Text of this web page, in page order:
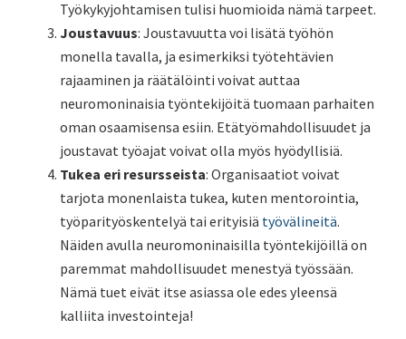
Työkykyjohtamisen tulisi huomioida nämä tarpeet.
Joustavuus: Joustavuutta voi lisätä työhön
monella tavalla, ja esimerkiksi työtehtävien
rajaaminen ja räätälöinti voivat auttaa
neuromoninaisia työntekijöitä tuomaan parhaiten
oman osaamisensa esiin. Etätyömahdollisuudet ja
joustavat työajat voivat olla myös hyödyllisiä.
Tukea eri resursseista: Organisaatiot voivat
tarjota monenlaista tukea, kuten mentorointia,
työparityöskentelyä tai erityisiä työvälineitä.
Näiden avulla neuromoninaisilla työntekijöillä on
paremmat mahdollisuudet menestyä työssään.
Nämä tuet eivät itse asiassa ole edes yleensä
kalliita investointeja!